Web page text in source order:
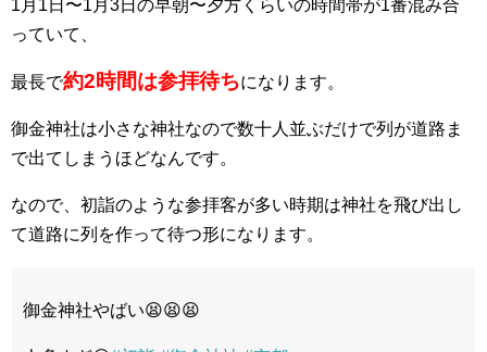
1月1日〜1月3日の早朝〜夕方くらいの時間帯が1番混み合
っていて、
最長で約2時間は参拝待ちになります。
御金神社は小さな神社なので数十人並ぶだけで列が道路ま
で出てしまうほどなんです。
なので、初詣のような参拝客が多い時期は神社を飛び出し
て道路に列を作って待つ形になります。
御金神社やばい😫😫😫